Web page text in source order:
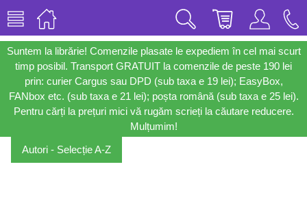
Suntem la librărie! Comenzile plasate le expediem în cel mai scurt
timp posibil. Transport GRATUIT la comenzile de peste 190 lei
prin: curier Cargus sau DPD (sub taxa e 19 lei); EasyBox,
FANbox etc. (sub taxa e 21 lei); poșta română (sub taxa e 25 lei).
Pentru cărți la prețuri mici vă rugăm scrieți la căutare reducere.
Mulțumim!
Autori - Selecție A-Z